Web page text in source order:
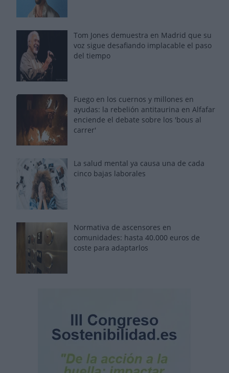
Tom Jones demuestra en Madrid que su
voz sigue desafiando implacable el paso
del tiempo
Fuego en los cuernos y millones en
ayudas: la rebelión antitaurina en Alfafar
enciende el debate sobre los 'bous al
carrer'
La salud mental ya causa una de cada
cinco bajas laborales
Normativa de ascensores en
comunidades: hasta 40.000 euros de
coste para adaptarlos